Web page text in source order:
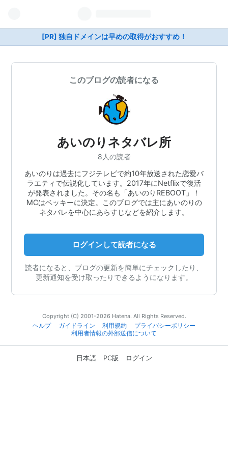
[PR] 独自ドメインは早めの取得がおすすめ！
このブログの読者になる
あいのりネタバレ所
8人の読者
あいのりは過去にフジテレビで約10年放送された恋愛バ
ラエティで伝説化しています。2017年にNetflixで復活
が発表されました。その名も「あいのりREBOOT」！
MCはベッキーに決定。このブログでは主にあいのりの
ネタバレを中心にあらすじなどを紹介します。
ログインして読者になる
読者になると、ブログの更新を簡単にチェックしたり、
更新通知を受け取ったりできるようになります。
Copyright (C) 2001-2026 Hatena. All Rights Reserved.
ヘルプ
ガイドライン 利用規約
プライバシーポリシー
利用者情報の外部送信について
日本語 PC版 ログイン